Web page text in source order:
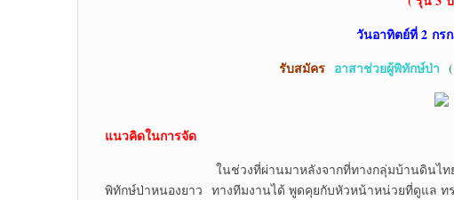
วันอาทิตย์ที่ 2 กร
รับสมัคร อาสาช่วยผู้พิทักษ์ป่า
แนวคิดในการจัด
ในช่วงที่ผ่านมาหลังจากที่ทางกลุ่มบ้านดินไทยได้จัด
พิทักษ์ป่าหนองยาว ทางทีมงานได้ พูดคุยกับหัวหน้าหน่วยที่ดูแล